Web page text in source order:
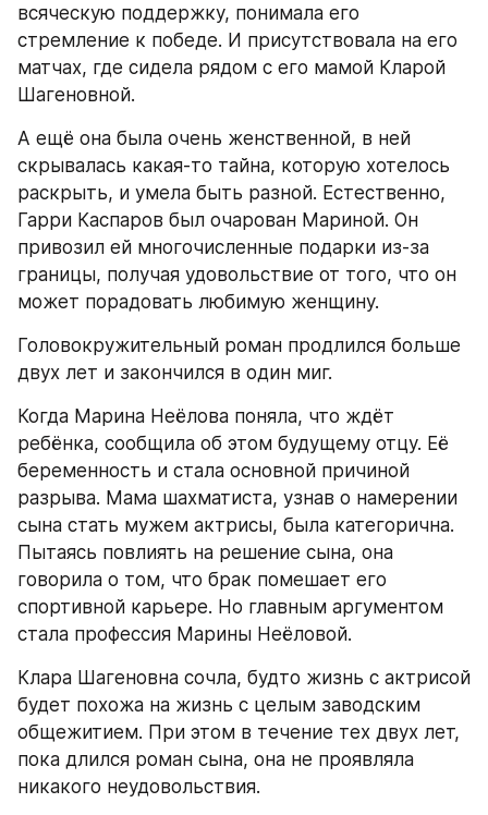
всяческую поддержку, понимала его
стремление к победе. И присутствовала на его
матчах, где сидела рядом с его мамой Кларой
Шагеновной.
А ещё она была очень женственной, в ней
скрывалась какая-то тайна, которую хотелось
раскрыть, и умела быть разной. Естественно,
Гарри Каспаров был очарован Мариной. Он
привозил ей многочисленные подарки из-за
границы, получая удовольствие от того, что он
может порадовать любимую женщину.
Головокружительный роман продлился больше
двух лет и закончился в один миг.
Когда Марина Неёлова поняла, что ждёт
ребёнка, сообщила об этом будущему отцу. Её
беременность и стала основной причиной
разрыва. Мама шахматиста, узнав о намерении
сына стать мужем актрисы, была категорична.
Пытаясь повлиять на решение сына, она
говорила о том, что брак помешает его
спортивной карьере. Но главным аргументом
стала профессия Марины Неёловой.
Клара Шагеновна сочла, будто жизнь с актрисой
будет похожа на жизнь с целым заводским
общежитием. При этом в течение тех двух лет,
пока длился роман сына, она не проявляла
никакого неудовольствия.